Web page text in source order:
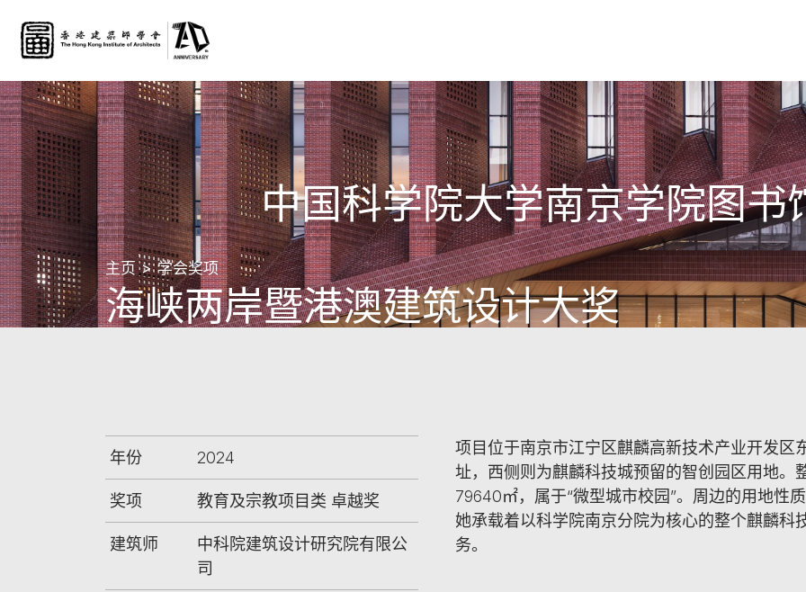
中国科学院大学南京学院图书
主页 学会奖项
海峡两岸暨港澳建筑设计大奖
年份 2024
奖项 教育及宗教项目类 卓越奖
建筑师
中科院建筑设计研究院有限公
司
项目位于南京市江宁区麒麟高新技术产业开发区
址，西侧则为麒麟科技城预留的智创园区用地。
79640㎡，属于“微型城市校园”。周边的用地性
她承载着以科学院南京分院为核心的整个麒麟科
务。